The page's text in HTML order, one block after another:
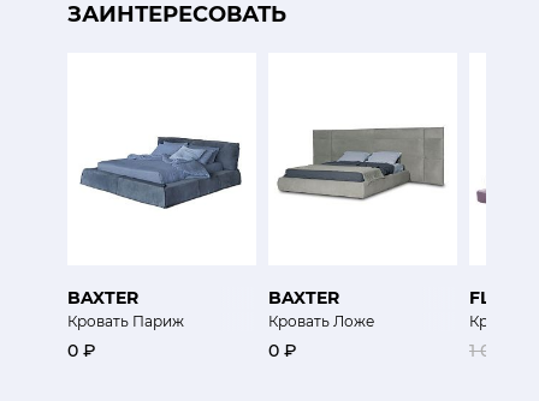
ЗАИНТЕРЕСОВАТЬ
BAXTER
Кровать Париж
0 ₽
BAXTER
Кровать Ложе
0 ₽
Кровать
1 043